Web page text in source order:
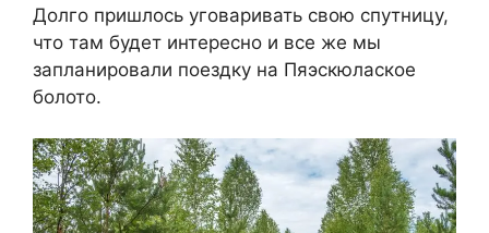
Долго пришлось уговаривать свою спутницу,
что там будет интересно и все же мы
запланировали поездку на Пяэскюлаское
болото.